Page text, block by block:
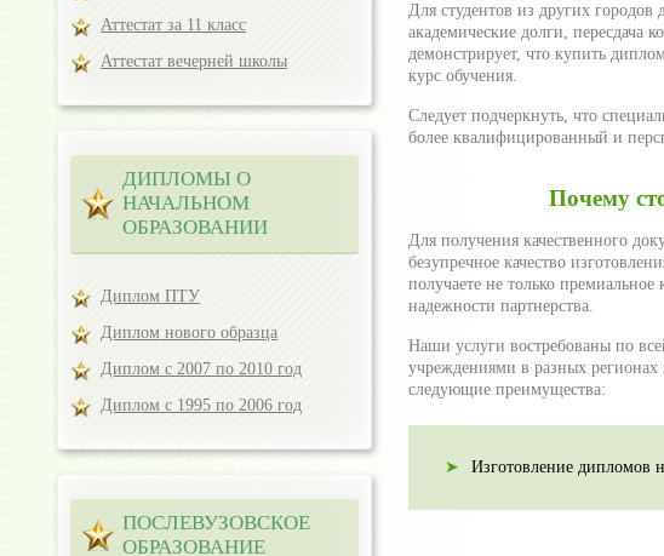
Для студентов из других
академические долги, пересдача
демонстрирует, что купить
курс обучения.
Следует подчеркнуть, что
более квалифицированный и
Почему
Для получения качественного
безупречное качество
получаете не только
надежности партнерства.
Наши услуги востребованы по
учреждениями в разных регионах
следующие преимущества:
Изготовление дипломов
Аттестат за 11 класс
Аттестат вечерней школы
ДИПЛОМЫ О
НАЧАЛЬНОМ
ОБРАЗОВАНИИ
Диплом ПТУ
Диплом нового образца
Диплом с 2007 по 2010 год
Диплом с 1995 по 2006 год
ПОСЛЕВУЗОВСКОЕ
ОБРАЗОВАНИЕ